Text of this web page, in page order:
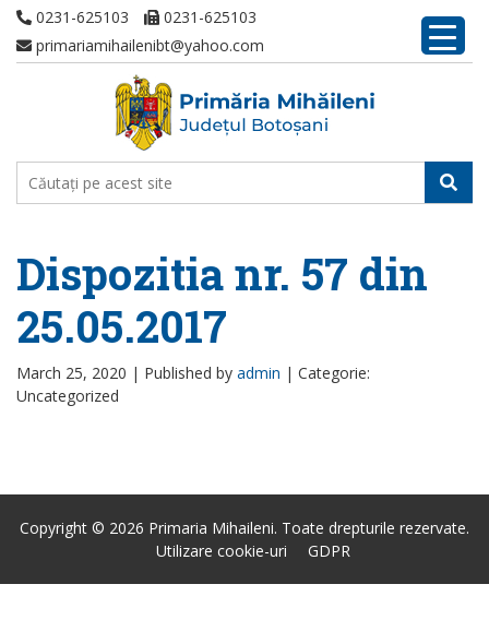
0231-625103
0231-625103
primariamihailenibt@yahoo.com
Dispozitia nr. 57 din
25.05.2017
March 25, 2020 | Published by admin | Categorie:
Uncategorized
Copyright © 2026 Primaria Mihaileni. Toate drepturile rezervate.
Utilizare cookie-uri
GDPR